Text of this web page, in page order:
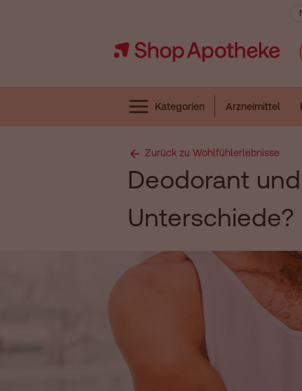
Kategorien Arzneimittel
Zurück zu Wohlfühlerlebnisse
Deodorant
Unterschiede?